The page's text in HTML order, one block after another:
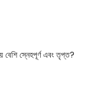
বেশি স্নেহপূর্ণ এবং তৃপ্ত?